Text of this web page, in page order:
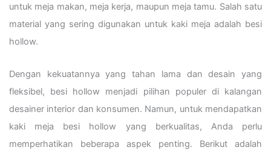
untuk meja makan, meja kerja, maupun meja tamu. Salah satu
material yang sering digunakan untuk kaki meja adalah besi
hollow.
Dengan kekuatannya yang tahan lama dan desain yang
fleksibel, besi hollow menjadi pilihan populer di kalangan
desainer interior dan konsumen. Namun, untuk mendapatkan
kaki meja besi hollow yang berkualitas, Anda perlu
memperhatikan beberapa aspek penting. Berikut adalah